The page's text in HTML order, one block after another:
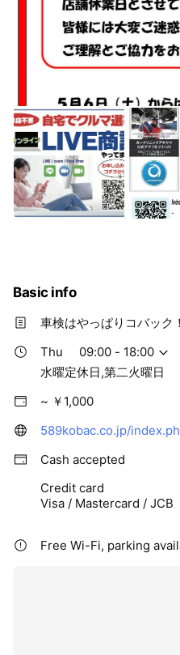
Basic info
車検はやっぱりコバック
Thu
09:00 - 18:00
水曜定休日,第二火曜日
~ ￥1,000
589kobac.co.jp/
Cash accepted
Credit card
Visa / Mastercard / JCB
Free Wi-Fi, parking